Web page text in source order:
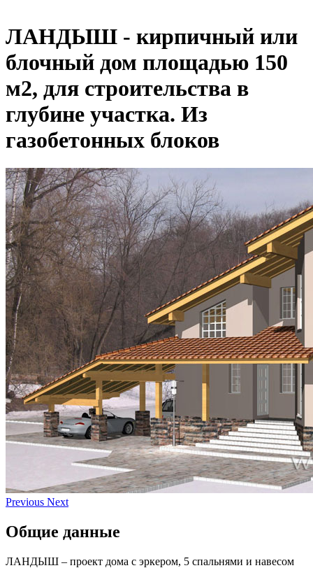
ЛАНДЫШ - кирпичный или
блочный дом площадью 150
м2, для строительства в
глубине участка. Из
газобетонных блоков
Previous Next
Общие данные
ЛАНДЫШ – проект дома с эркером, 5 спальнями и навесом